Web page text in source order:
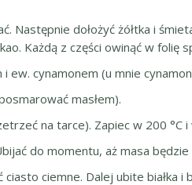
Następnie dołożyć żółtka i
Każdą z części owinąć w folię
ew. cynamonem (u mnie
masłem).
na tarce). Zapiec w 200 °C
do momentu, aż masa będzie
ciemne. Dalej ubite białka i